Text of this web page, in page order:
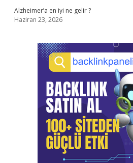
Alzheimer’a en iyi ne gelir ?
Haziran 23, 2026